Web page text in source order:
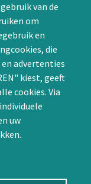
van de
om
en
die
advertenties
kiest, geeft
cookies. Via
uw